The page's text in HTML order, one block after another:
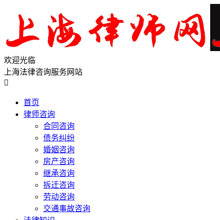
欢迎光临
上海法律咨询服务网站

首页
律师咨询
合同咨询
债务纠纷
婚姻咨询
房产咨询
继承咨询
拆迁咨询
劳动咨询
交通事故咨询